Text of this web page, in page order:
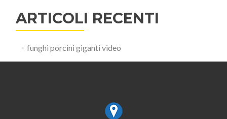
ARTICOLI RECENTI
funghi porcini giganti video